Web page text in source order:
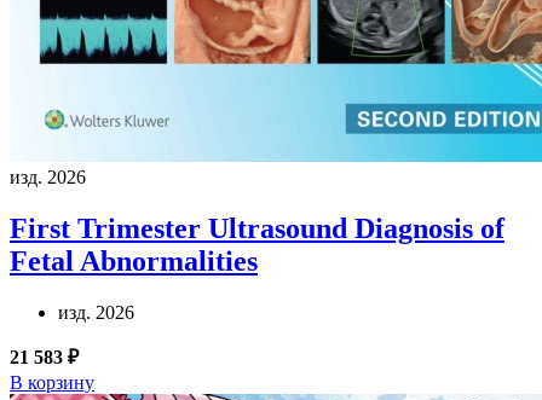
изд. 2026
First Trimester Ultrasound Diagnosis of
Fetal Abnormalities
изд. 2026
21 583 ₽
В корзину